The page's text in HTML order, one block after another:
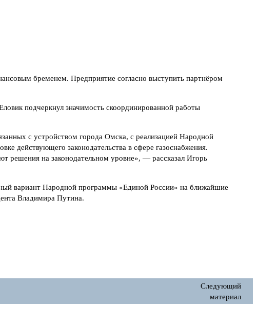
бременем. Предприятие согласно выступить партнёром
подчеркнул значимость скоординированной работы
с устройством города Омска, с реализацией Народной
действующего законодательства в сфере газоснабжения.
решения на законодательном уровне», — рассказал Игорь
вариант Народной программы «Единой России» на ближайшие
Владимира Путина.
Следующий
материал